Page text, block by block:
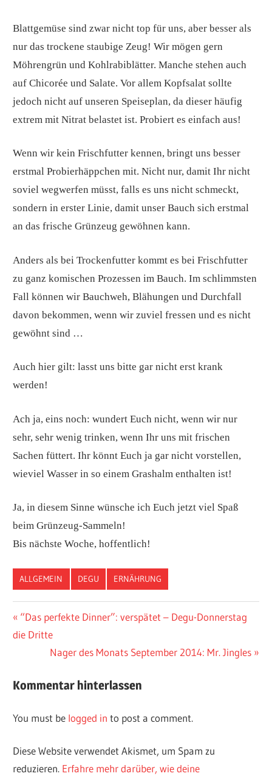
Blattgemüse sind zwar nicht top für uns, aber besser als
nur das trockene staubige Zeug! Wir mögen gern
Möhrengrün und Kohlrabiblätter. Manche stehen auch
auf Chicorée und Salate. Vor allem Kopfsalat sollte
jedoch nicht auf unseren Speiseplan, da dieser häufig
extrem mit Nitrat belastet ist. Probiert es einfach aus!
Wenn wir kein Frischfutter kennen, bringt uns besser
erstmal Probierhäppchen mit. Nicht nur, damit Ihr nicht
soviel wegwerfen müsst, falls es uns nicht schmeckt,
sondern in erster Linie, damit unser Bauch sich erstmal
an das frische Grünzeug gewöhnen kann.
Anders als bei Trockenfutter kommt es bei Frischfutter
zu ganz komischen Prozessen im Bauch. Im schlimmsten
Fall können wir Bauchweh, Blähungen und Durchfall
davon bekommen, wenn wir zuviel fressen und es nicht
gewöhnt sind …
Auch hier gilt: lasst uns bitte gar nicht erst krank
werden!
Ach ja, eins noch: wundert Euch nicht, wenn wir nur
sehr, sehr wenig trinken, wenn Ihr uns mit frischen
Sachen füttert. Ihr könnt Euch ja gar nicht vorstellen,
wieviel Wasser in so einem Grashalm enthalten ist!
Ja, in diesem Sinne wünsche ich Euch jetzt viel Spaß
beim Grünzeug-Sammeln!
Bis nächste Woche, hoffentlich!
ALLGEMEIN DEGU ERNÄHRUNG
Post
navigation
Vorheriger
Beitrag:
“Das perfekte Dinner”: verspätet – Degu-Donnerstag
die Dritte
Nächster
Nager des Monats September 2014: Mr. Jingles
Kommentar hinterlassen
You must be logged in to post a comment.
Diese Website verwendet Akismet, um Spam zu
reduzieren. Erfahre mehr darüber, wie deine